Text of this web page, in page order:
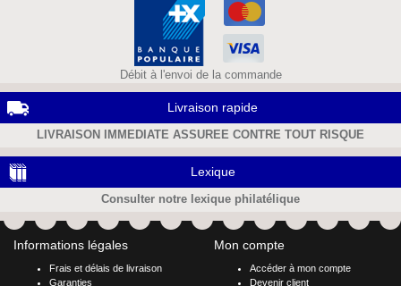
Débit à l'envoi de la commande
Livraison rapide
LIVRAISON IMMEDIATE ASSUREE CONTRE TOUT RISQUE
Lexique
Consulter notre lexique philatélique
Informations légales
Frais et délais de livraison
Garanties
Mon compte
Accéder à mon compte
Devenir client